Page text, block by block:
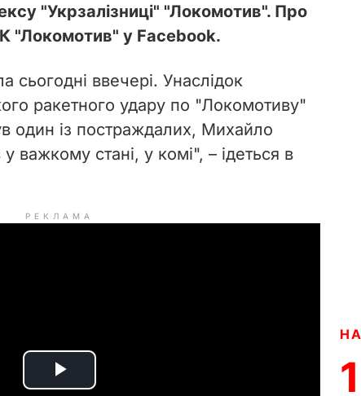
"Укрзалізниці" "Локомотив". Про
"Локомотив" у Facebook.
сьогодні ввечері. Унаслідок
ракетного удару по "Локомотиву"
один із постраждалих, Михайло
важкому стані, у комі", – ідеться в
РЕКЛАМА
P
1